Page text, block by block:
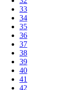
33
34
35
36
37
38
39
40
41
42